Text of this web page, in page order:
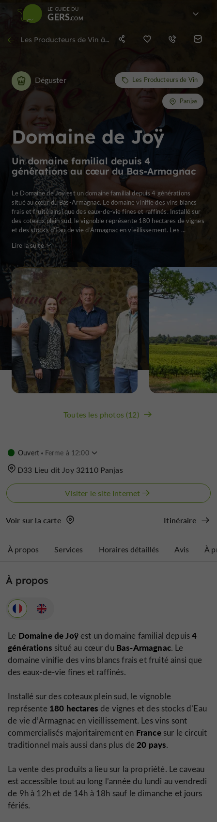
LE GUIDE DU
GERS
Les Producteurs de Vin à Panjas
Domaine de Joÿ
Un domaine familial depuis 4
générations au cœur du Bas-Armagnac
Déguster Les Producteurs de Vin
Panjas
Le Domaine de Joÿ est un domaine familial depuis 4 générations
situé au cœur du Bas-Armagnac. Le domaine vinifie des vins blancs
frais et fruité ainsi que des eaux-de-vie fines et raffinés. Installé sur
des coteaux plein sud, le vignoble représente 180 hectares de vignes
et des stocks d’Eau de vie d’Armagnac en vieillissement. Les ...
Lire la suite
Toutes les photos (12)
Ouvert Ferme à 12:00
D33 Lieu dit Joy 32110 Panjas
Visiter le site Internet
Voir sur la carte Itinéraire
À propos Services Horaires détaillés Avis À
À propos
Le Domaine de Joÿest un domaine familial depuis4
générations situé au cœur du Bas-Armagnac. Le
domaine vinifie des vins blancs frais et fruité ainsi que
des eaux-de-vie fines et raffinés.
Installé sur des coteaux plein sud, le vignoble
représente 180 hectares de vignes et des stocks d’Eau
de vie d’Armagnac en vieillissement. Les vins sont
commercialisés majoritairement en Francesur le circuit
traditionnel mais aussi dans plus de20 pays.
La vente des produits a lieu sur la propriété. Le caveau
est accessible tout au long l’année du lundi au vendredi
de 9h à 12h et de 14h à 18h sauf le dimanche et jours
fériés.